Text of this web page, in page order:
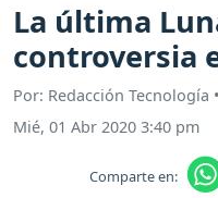
La última
controversia
Por: Redacción Tecnología
Mié, 01 Abr 2020 3:40 pm
Comparte en: